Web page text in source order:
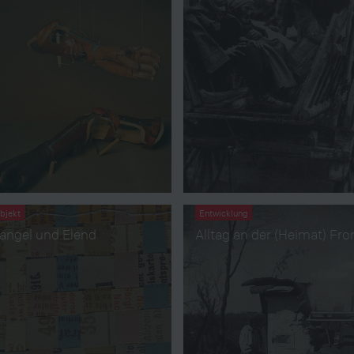
und Elend
Entwicklung
Alltag an der (Heimat)